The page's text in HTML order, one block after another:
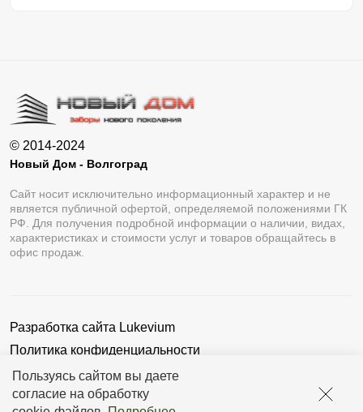
Пользуясь сайтом вы даете
согласие на обработку
© 2014-2024
Новый Дом - Волгоград
Сайт носит исключительно информационный характер и не
является публичной офертой, определяемой положениями ГК
РФ. Для получения подробной информации о наличии, видах,
характеристиках и стоимости услуг и товаров обращайтесь в
офис продаж.
Разработка сайта Lukevium
Политика конфиденциальности
Пользовательское соглашение